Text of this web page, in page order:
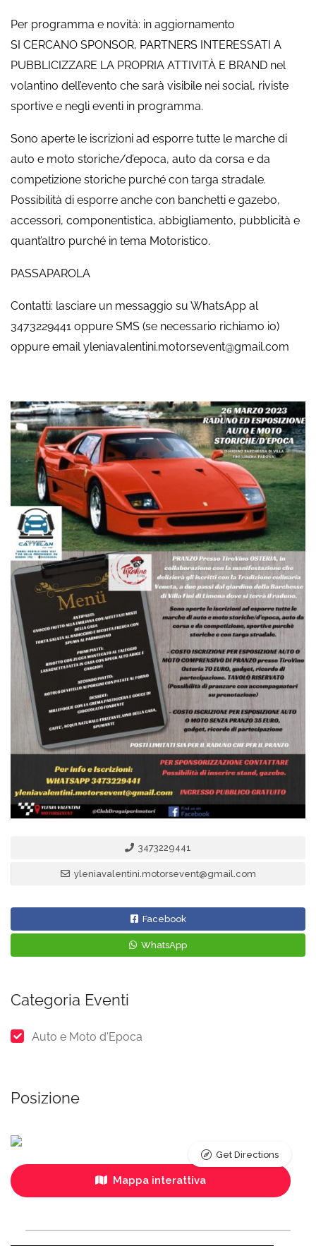
Per programma e novità: in aggiornamento
SI CERCANO SPONSOR, PARTNERS INTERESSATI A
PUBBLICIZZARE LA PROPRIA ATTIVITÀ E BRAND nel
volantino dell’evento che sarà visibile nei social, riviste
sportive e negli eventi in programma.
Sono aperte le iscrizioni ad esporre tutte le marche di
auto e moto storiche/d’epoca, auto da corsa e da
competizione storiche purché con targa stradale.
Possibilità di esporre anche con banchetti e gazebo,
accessori, componentistica, abbigliamento, pubblicità e
quant’altro purché in tema Motoristico.
PASSAPAROLA
Contatti: lasciare un messaggio su WhatsApp al
3473229441 oppure SMS (se necessario richiamo io)
oppure email yleniavalentini.motorsevent@gmail.com
3473229441
yleniavalentini.motorsevent@gmail.com
Facebook
WhatsApp
Categoria Eventi
Auto e Moto d'Epoca
Posizione
Mappa interattiva
Get Directions